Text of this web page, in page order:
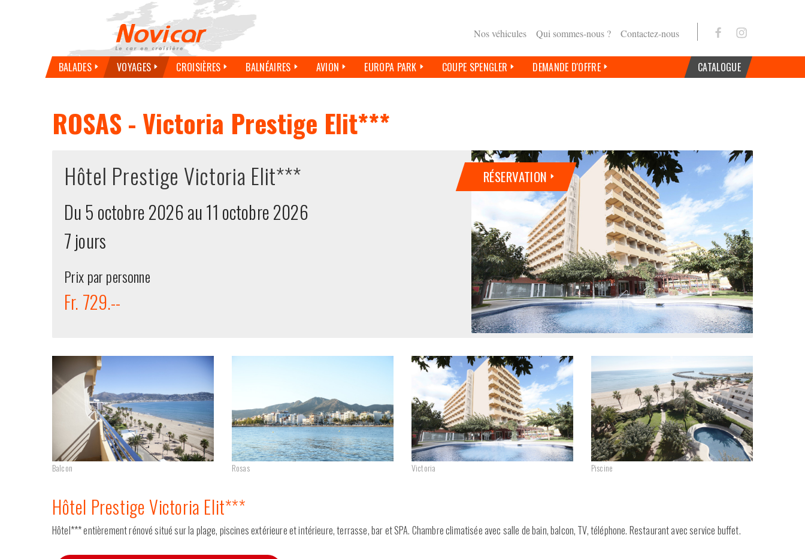
BALADES VOYAGES CROISIÈRES BALNÉAIRES AVION EUROPA PARK COUPE SPENGLER DEMANDE D'OFFRE CATALOGUE
Nos véhicules Qui sommes-nous ? Contactez-nous
ROSAS - Victoria Prestige Elit***
Hôtel Prestige Victoria Elit***
Du 5 octobre 2026 au 11 octobre 2026
7 jours
Prix par personne
Fr. 729.--
RÉSERVATION
Balcon Rosas Victoria Piscine
Hôtel Prestige Victoria Elit***
Hôtel*** entièrement rénové situé sur la plage, piscines extérieure et intérieure, terrasse, bar et SPA. Chambre climatisée avec salle de bain, balcon, TV, téléphone. Restaurant avec service buffet.